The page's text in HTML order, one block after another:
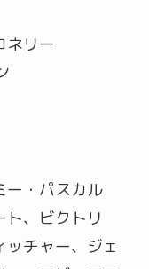
ネリー
ー・パスカル
、ビクトリ
チャー、ジェ